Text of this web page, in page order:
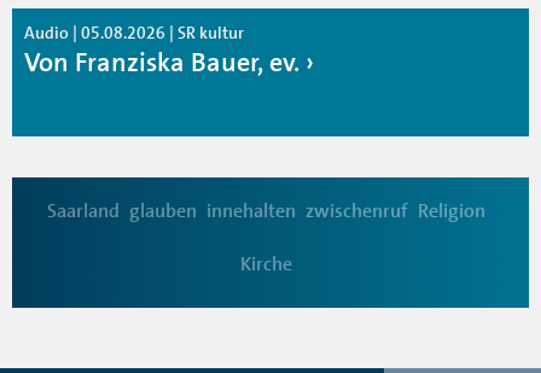
Audio | 05.08.2026 | SR kultur
Von Franziska Bauer, ev.
Saarland glauben innehalten zwischenruf Religion
Kirche